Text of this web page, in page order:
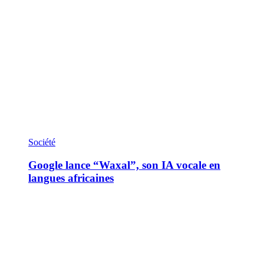
Société
Google lance “Waxal”, son IA vocale en
langues africaines